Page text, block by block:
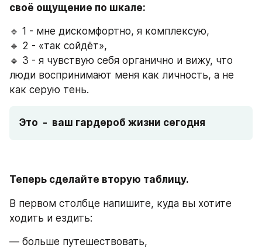
своё ощущение по шкале:
🔹 1 - мне дискомфортно, я комплексую,
🔹 2 - «так сойдёт»,
🔹 3 - я чувствую себя органично и вижу, что
люди воспринимают меня как личность, а не
как серую тень.
Это  -  ваш гардероб жизни сегодня
Теперь сделайте вторую таблицу.
В первом столбце напишите, куда вы хотите
ходить и ездить:
— больше путешествовать,